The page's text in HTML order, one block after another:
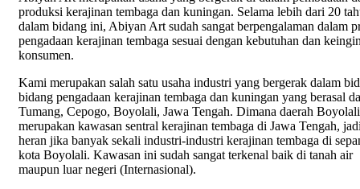
produksi kerajinan tembaga dan kuningan. Selama lebih dari 20
dalam bidang ini, Abiyan Art sudah sangat berpengalaman dalam
pengadaan kerajinan tembaga sesuai dengan kebutuhan dan
konsumen.
Kami merupakan salah satu usaha industri yang bergerak dalam
bidang pengadaan kerajinan tembaga dan kuningan yang berasal
Tumang, Cepogo, Boyolali, Jawa Tengah. Dimana daerah Boyolali
merupakan kawasan sentral kerajinan tembaga di Jawa Tengah,
heran jika banyak sekali industri-industri kerajinan tembaga di
kota Boyolali. Kawasan ini sudah sangat terkenal baik di tanah air
maupun luar negeri (Internasional).